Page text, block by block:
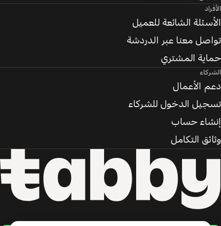
الأفراد
الأسئلة الشائعة للعميل
تواصل معنا عبر الدردشة
حماية المشتري
الشركاء
دعم الأعمال
تسجيل الدخول للشركاء
إنشاء حساب
وثائق التكامل